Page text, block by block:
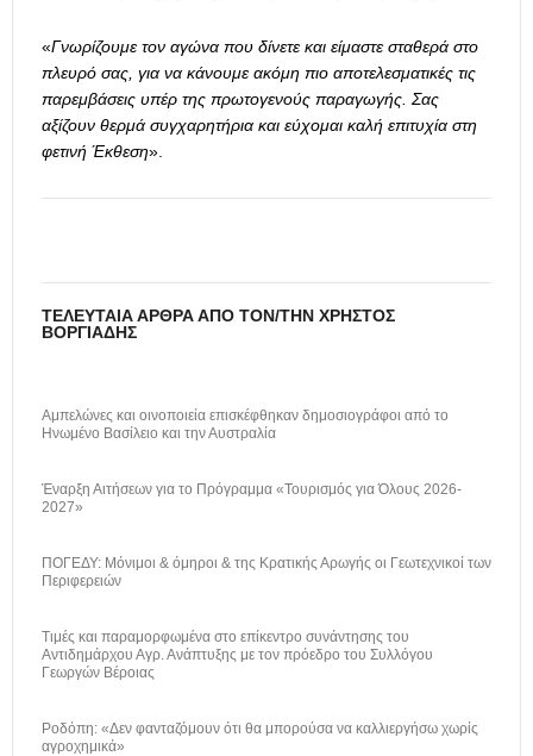
«Γνωρίζουμε τον αγώνα που δίνετε και είμαστε σταθερά στο
πλευρό σας, για να κάνουμε ακόμη πιο αποτελεσματικές τις
παρεμβάσεις υπέρ της πρωτογενούς παραγωγής. Σας
αξίζουν θερμά συγχαρητήρια και εύχομαι καλή επιτυχία στη
φετινή Έκθεση».
ΤΕΛΕΥΤΑΊΑ ΆΡΘΡΑ ΑΠΌ ΤΟΝ/ΤΗΝ ΧΡΉΣΤΟΣ
ΒΟΡΓΙΆΔΗΣ
Αμπελώνες και οινοποιεία επισκέφθηκαν δημοσιογράφοι από το
Ηνωμένο Βασίλειο και την Αυστραλία
Έναρξη Αιτήσεων για το Πρόγραμμα «Τουρισμός για Όλους 2026-
2027»
ΠΟΓΕΔΥ: Μόνιμοι & όμηροι & της Κρατικής Αρωγής οι Γεωτεχνικοί των
Περιφερειών
Τιμές και παραμορφωμένα στο επίκεντρο συνάντησης του
Αντιδημάρχου Αγρ. Ανάπτυξης με τον πρόεδρο του Συλλόγου
Γεωργών Βέροιας
Ροδόπη: «Δεν φανταζόμουν ότι θα μπορούσα να καλλιεργήσω χωρίς
αγροχημικά»